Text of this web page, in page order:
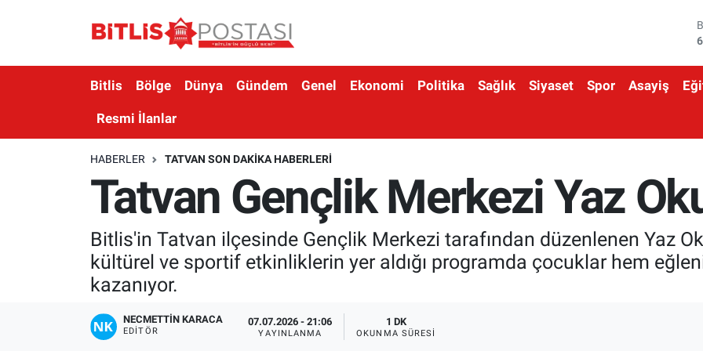
Bitlis Bölge Dünya Gündem Genel Ekonomi Politika Sağlık Siyaset Spor Asayiş
Resmi İlanlar
HABERLER TATVAN SON DAKIKA HABERLERI
Tatvan Gençlik Merkezi Yaz
Bitlis'in Tatvan ilçesinde Gençlik Merkezi tarafından düzenlenen Yaz
kültürel ve sportif etkinliklerin yer aldığı programda çocuklar hem
kazanıyor.
NECMETTIN KARACA
EDITÖR
07.07.2026 - 21:06
YAYINLANMA
1 DK
OKUNMA SÜRESI
Bölge
Bitlis Trafik Yoğunluk Haritası
Süper Lig Puan Durumu ve Fikstür
Son Dakika Haberleri